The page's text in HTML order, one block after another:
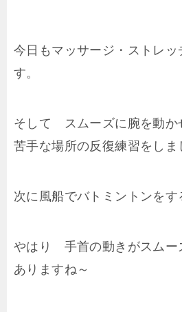
今日もマッサージ・ストレ
す。
そして スムーズに腕を動か
苦手な場所の反復練習をしま
次に風船でバトミントンをす
やはり 手首の動きがスムー
ありますね～